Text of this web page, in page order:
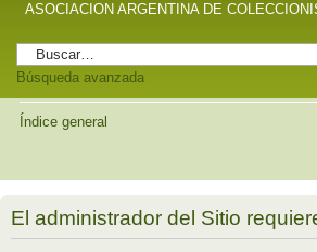
ASOCIACION ARGENTINA DE
Búsqueda avanzada
Índice general
El administrador del Sitio